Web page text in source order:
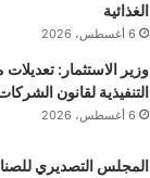
الغذائية
6 أغسطس، 2026
وزير الاستثمار:
التنفيذية لقانون
6 أغسطس، 2026
المجلس التصديري